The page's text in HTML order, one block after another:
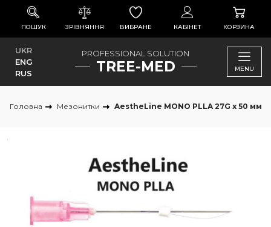
ПОШУК ЗРІВНЯННЯ ВИБРАНЕ КАБІНЕТ КОРЗИНА
PROFESSIONAL SOLUTION
TREE-MED
UKR
ENG
RUS
MENU
Головна Мезонитки AestheLine MONO PLLA 27G x 50 мм